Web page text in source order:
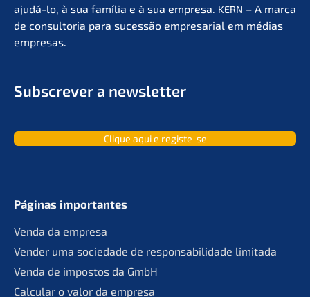
ajudá-lo, à sua família e à sua empre­sa. KERN – A marca
de consult­oria para suces­são empre­sa­ri­al em médias
empresas.
Subscrever a newsletter
Clique aqui e registe-se
Páginas importan­tes
Venda da empresa
Vender uma socie­da­de de responsa­bil­ida­de limitada
Venda de impos­tos da GmbH
Calcu­lar o valor da empresa